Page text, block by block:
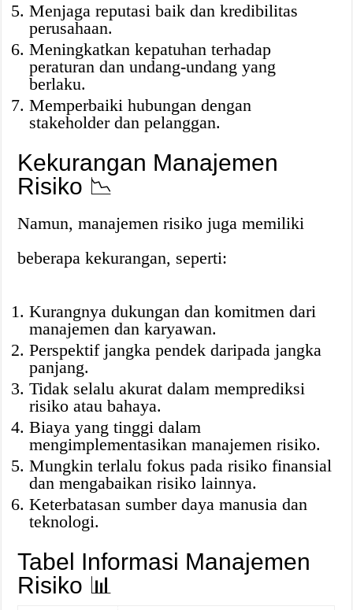
Menjaga reputasi baik dan kredibilitas
perusahaan.
Meningkatkan kepatuhan terhadap
peraturan dan undang-undang yang
berlaku.
Memperbaiki hubungan dengan
stakeholder dan pelanggan.
Kekurangan Manajemen
Risiko 📉
Namun, manajemen risiko juga memiliki
beberapa kekurangan, seperti:
Kurangnya dukungan dan komitmen dari
manajemen dan karyawan.
Perspektif jangka pendek daripada jangka
panjang.
Tidak selalu akurat dalam memprediksi
risiko atau bahaya.
Biaya yang tinggi dalam
mengimplementasikan manajemen risiko.
Mungkin terlalu fokus pada risiko finansial
dan mengabaikan risiko lainnya.
Keterbatasan sumber daya manusia dan
teknologi.
Tabel Informasi Manajemen
Risiko 📊